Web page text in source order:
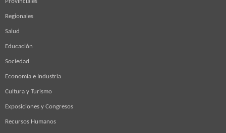
Provinciales
Regionales
Salud
Educación
Sociedad
Economía e Industria
Cultura y Turismo
Exposiciones y Congresos
Recursos Humanos